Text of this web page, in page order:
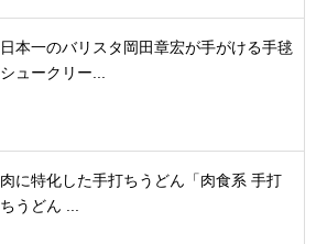
日本一のバリスタ岡田章宏が手がける手毬
シュークリー...
肉に特化した手打ちうどん「肉食系 手打
ちうどん ...